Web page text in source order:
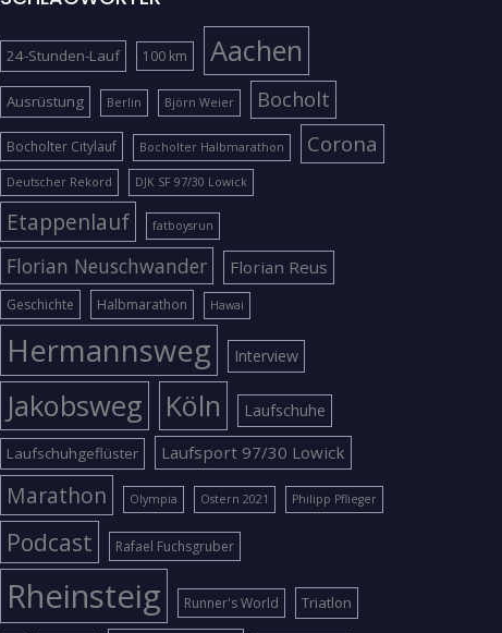
24-Stunden-Lauf 100 km Aachen
Ausrüstung Berlin Björn Weier Bocholt
Bocholter Citylauf Bocholter Halbmarathon Corona
Deutscher Rekord DJK SF 97/30 Lowick
Etappenlauf fatboysrun
Florian Neuschwander Florian Reus
Geschichte Halbmarathon Hawai
Hermannsweg Interview
Jakobsweg Köln Laufschuhe
Laufschuhgeflüster Laufsport 97/30 Lowick
Marathon Olympia Ostern 2021 Philipp Pflieger
Podcast Rafael Fuchsgruber
Rheinsteig Runner's World Triatlon